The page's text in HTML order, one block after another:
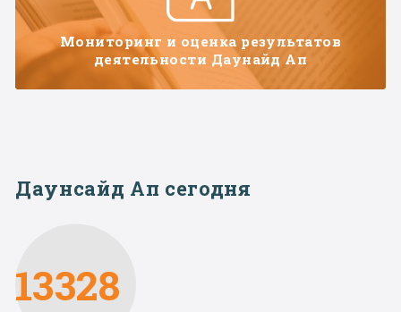
Мониторинг и оценка результатов
деятельности Даунайд Ап
Даунсайд Ап сегодня
13328